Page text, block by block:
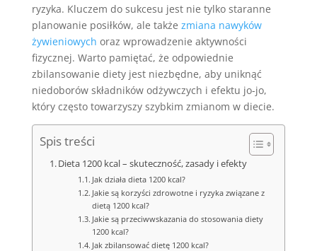
ryzyka. Kluczem do sukcesu jest nie tylko staranne
planowanie posiłków, ale także zmiana nawyków
żywieniowych oraz wprowadzenie aktywności
fizycznej. Warto pamiętać, że odpowiednie
zbilansowanie diety jest niezbędne, aby uniknąć
niedoborów składników odżywczych i efektu jo-jo,
który często towarzyszy szybkim zmianom w diecie.
Spis treści
Dieta 1200 kcal – skuteczność, zasady i efekty
Jak działa dieta 1200 kcal?
Jakie są korzyści zdrowotne i ryzyka związane z
dietą 1200 kcal?
Jakie są przeciwwskazania do stosowania diety
1200 kcal?
Jak zbilansować dietę 1200 kcal?